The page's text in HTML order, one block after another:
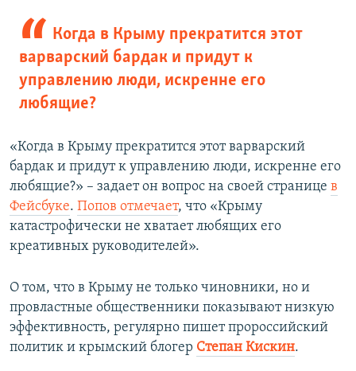
Когда в Крыму прекратится этот
варварский бардак и придут к
управлению люди, искренне его
любящие?
«Когда в Крыму прекратится этот варварский
бардак и придут к управлению люди, искренне его
любящие?» – задает он вопрос на своей странице в
Фейсбуке. Попов отмечает, что «Крыму
катастрофически не хватает любящих его
креативных руководителей».
О том, что в Крыму не только чиновники, но и
провластные общественники показывают низкую
эффективность, регулярно пишет пророссийский
политик и крымский блогер Степан Кискин.